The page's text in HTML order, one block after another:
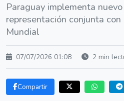
Paraguay implementa
representación conjunta
Mundial
07/07/2026 01:08 2 min
Compartir